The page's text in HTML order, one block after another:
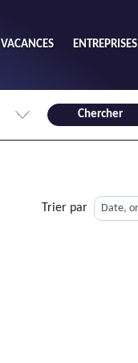
VACANCES ENTREPRISES
Chercher
Trier par